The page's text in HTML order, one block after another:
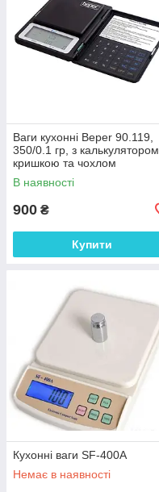
Ваги кухонні Beper 90.119,
350/0.1 гр, з калькулятором,
кришкою та чохлом
В наявності
900 ₴
Купити
Кухонні ваги SF-400A
Немає в наявності